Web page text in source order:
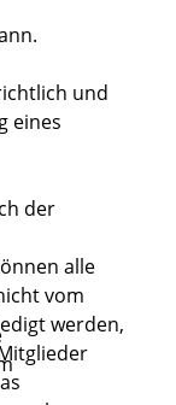
und
eines
der
alle
vom
werden,